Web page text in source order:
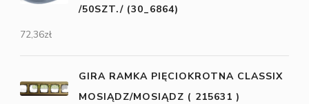
/50SZT./ (30_6864)
72,36zł
GIRA RAMKA PIĘCIOKROTNA CLASSIX
MOSIĄDZ/MOSIĄDZ ( 215631 )